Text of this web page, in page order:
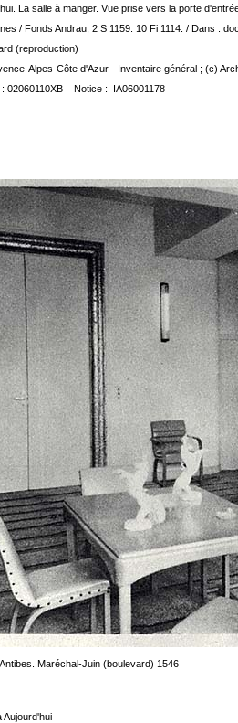
La salle à manger. Vue prise vers la porte
/ Fonds Andrau, 2 S 1159. 10 Fi 1114. / Dans :
(reproduction)
Alpes-Côte d'Azur - Inventaire général ; (c)
: 02060110XB Notice : IA06001178
Maréchal-Juin (boulevard) 1546
Aujourd'hui